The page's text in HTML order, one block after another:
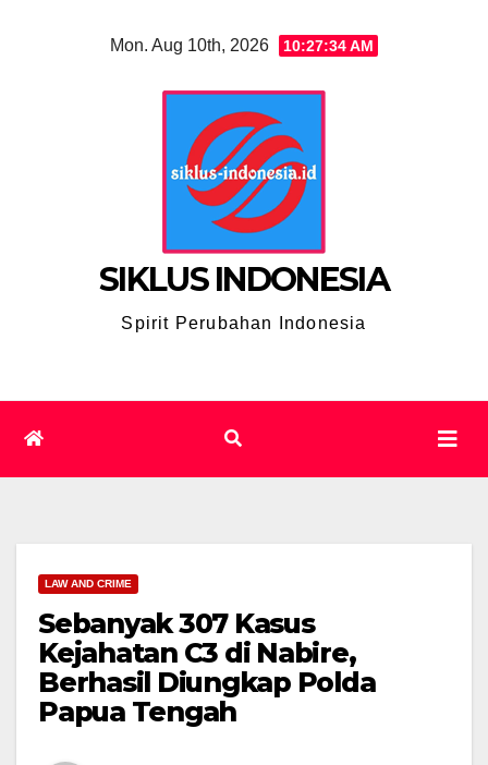
Mon. Aug 10th, 2026 10:27:36 AM
SIKLUS INDONESIA
Spirit Perubahan Indonesia
LAW AND CRIME
Sebanyak 307 Kasus
Kejahatan C3 di Nabire,
Berhasil Diungkap Polda
Papua Tengah